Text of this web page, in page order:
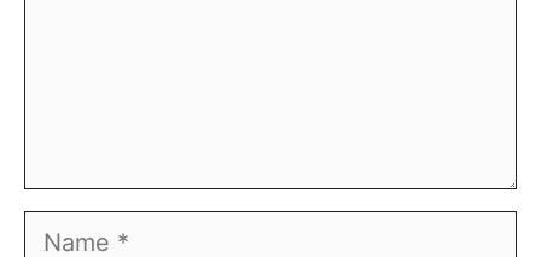
Name